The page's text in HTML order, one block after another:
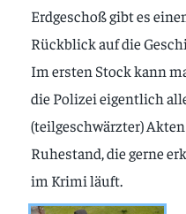
Erdgeschoß gibt es
Rückblick auf die
Im ersten Stock kann
die Polizei eigentlich
(teilgeschwärzter)
Ruhestand, die gerne
im Krimi läuft.